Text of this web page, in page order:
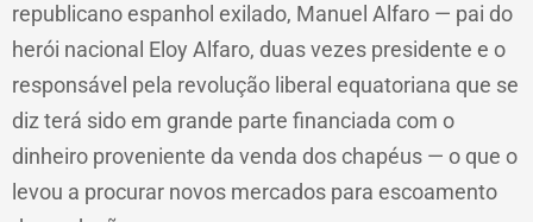
republicano espanhol exilado, Manuel Alfaro — pai do
herói nacional Eloy Alfaro, duas vezes presidente e o
responsável pela revolução liberal equatoriana que se
diz terá sido em grande parte financiada com o
dinheiro proveniente da venda dos chapéus — o que o
levou a procurar novos mercados para escoamento